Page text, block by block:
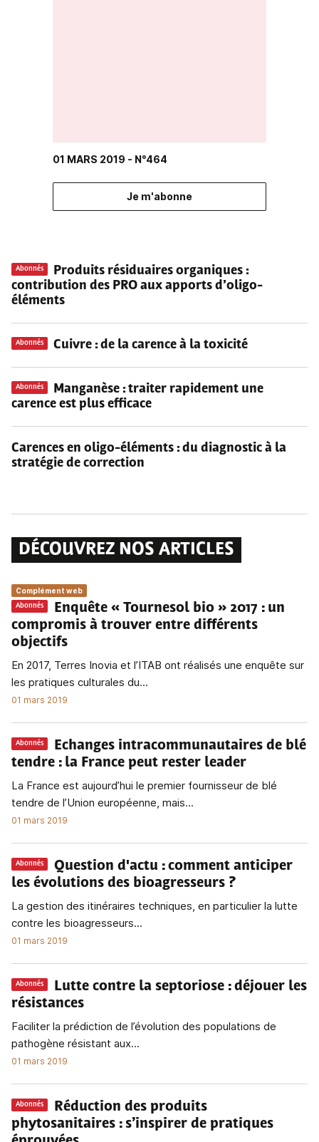
01 MARS 2019 - N°464
Je m'abonne
Abonnés Produits résiduaires organiques :
contribution des PRO aux apports d’oligo-
éléments
Abonnés Cuivre : de la carence à la toxicité
Abonnés Manganèse : traiter rapidement une
carence est plus efficace
Carences en oligo-éléments : du diagnostic à la
stratégie de correction
DÉCOUVREZ NOS ARTICLES
Complément web
Abonnés Enquête « Tournesol bio » 2017 : un
compromis à trouver entre différents
objectifs
En 2017, Terres Inovia et l’ITAB ont réalisés une enquête sur
les pratiques culturales du...
01 mars 2019
Abonnés
Echanges intracommunautaires de blé
tendre : la France peut rester leader
La France est aujourd’hui le premier fournisseur de blé
tendre de l’Union européenne, mais...
01 mars 2019
Abonnés Question d'actu : comment anticiper
les évolutions des bioagresseurs ?
La gestion des itinéraires techniques, en particulier la lutte
contre les bioagresseurs...
01 mars 2019
Abonnés Lutte contre la septoriose : déjouer les
résistances
Faciliter la prédiction de l’évolution des populations de
pathogène résistant aux...
01 mars 2019
Abonnés
Réduction des produits
phytosanitaires : s’inspirer de pratiques